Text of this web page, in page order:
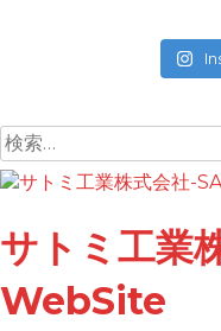
検
索:
コ
テ
ン
ツ
へ
サトミ工業
WebSite